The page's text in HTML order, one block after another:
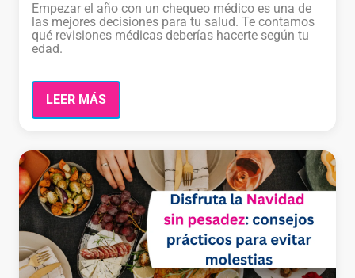
Empezar el año con un chequeo médico es una de
las mejores decisiones para tu salud. Te contamos
qué revisiones médicas deberías hacerte según tu
edad.
LEER MÁS